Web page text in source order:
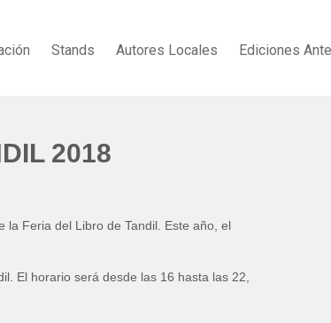
Stands Autores Locales Ediciones
2018
la Feria del Libro de Tandil. Este año, el
El horario será desde las 16 hasta las 22,